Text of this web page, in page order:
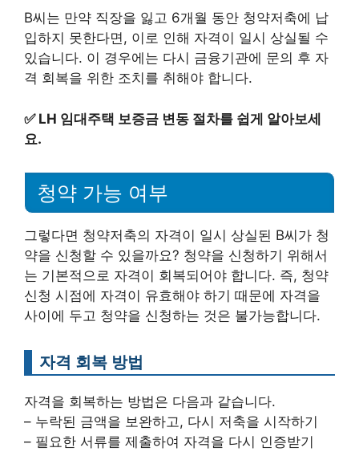
B씨는 만약 직장을 잃고 6개월 동안 청약저축에 납
입하지 못한다면, 이로 인해 자격이 일시 상실될 수
있습니다. 이 경우에는 다시 금융기관에 문의 후 자
격 회복을 위한 조치를 취해야 합니다.
✅ LH 임대주택 보증금 변동 절차를 쉽게 알아보세
요.
청약 가능 여부
그렇다면 청약저축의 자격이 일시 상실된 B씨가 청
약을 신청할 수 있을까요? 청약을 신청하기 위해서
는 기본적으로 자격이 회복되어야 합니다. 즉, 청약
신청 시점에 자격이 유효해야 하기 때문에 자격을
사이에 두고 청약을 신청하는 것은 불가능합니다.
자격 회복 방법
자격을 회복하는 방법은 다음과 같습니다.
– 누락된 금액을 보완하고, 다시 저축을 시작하기
– 필요한 서류를 제출하여 자격을 다시 인증받기